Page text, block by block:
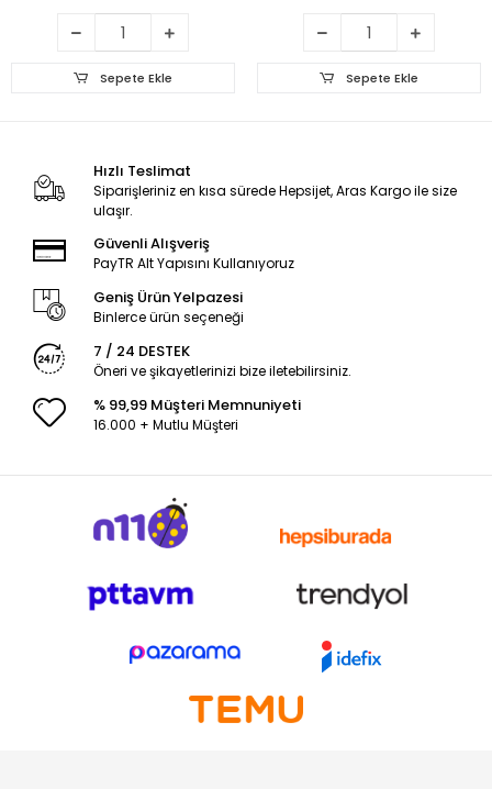
Sepete Ekle Sepete Ekle
Hızlı Teslimat
Siparişleriniz en kısa sürede Hepsijet, Aras Kargo ile size
ulaşır.
Güvenli Alışveriş
PayTR Alt Yapısını Kullanıyoruz
Geniş Ürün Yelpazesi
Binlerce ürün seçeneği
7 / 24 DESTEK
Öneri ve şikayetlerinizi bize iletebilirsiniz.
% 99,99 Müşteri Memnuniyeti
16.000 + Mutlu Müşteri